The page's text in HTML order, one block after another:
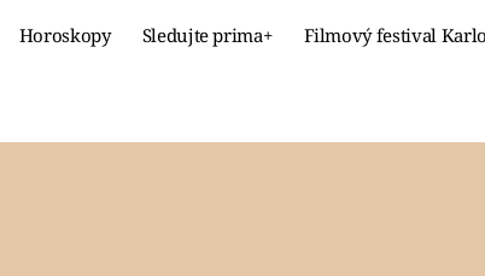
Horoskopy Sledujte prima+ Filmový festival